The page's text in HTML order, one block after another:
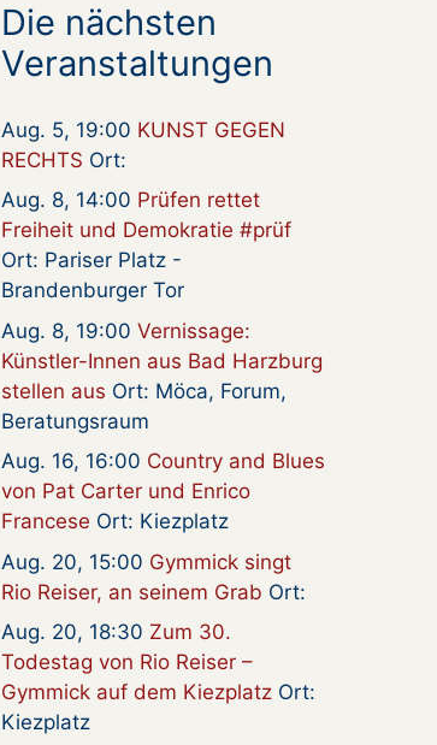
Die nächsten
Veranstaltungen
Aug. 5, 19:00 KUNST GEGEN
RECHTS Ort:
Aug. 8, 14:00 Prüfen rettet
Freiheit und Demokratie #prüf
Ort: Pariser Platz -
Brandenburger Tor
Aug. 8, 19:00 Vernissage:
Künstler-Innen aus Bad Harzburg
stellen aus Ort: Möca, Forum,
Beratungsraum
Aug. 16, 16:00 Country and Blues
von Pat Carter und Enrico
Francese Ort: Kiezplatz
Aug. 20, 15:00 Gymmick singt
Rio Reiser, an seinem Grab Ort:
Aug. 20, 18:30 Zum 30.
Todestag von Rio Reiser –
Gymmick auf dem Kiezplatz Ort:
Kiezplatz